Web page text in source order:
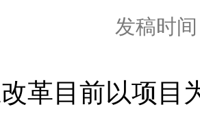
发稿时
目前以项目